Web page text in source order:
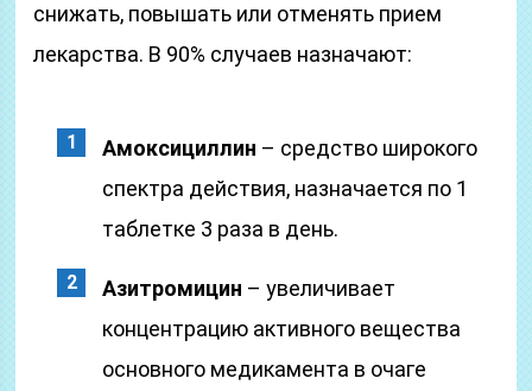
снижать, повышать или отменять прием
лекарства. В 90% случаев назначают:
Амоксициллин – средство широкого
спектра действия, назначается по 1
таблетке 3 раза в день.
Азитромицин – увеличивает
концентрацию активного вещества
основного медикамента в очаге